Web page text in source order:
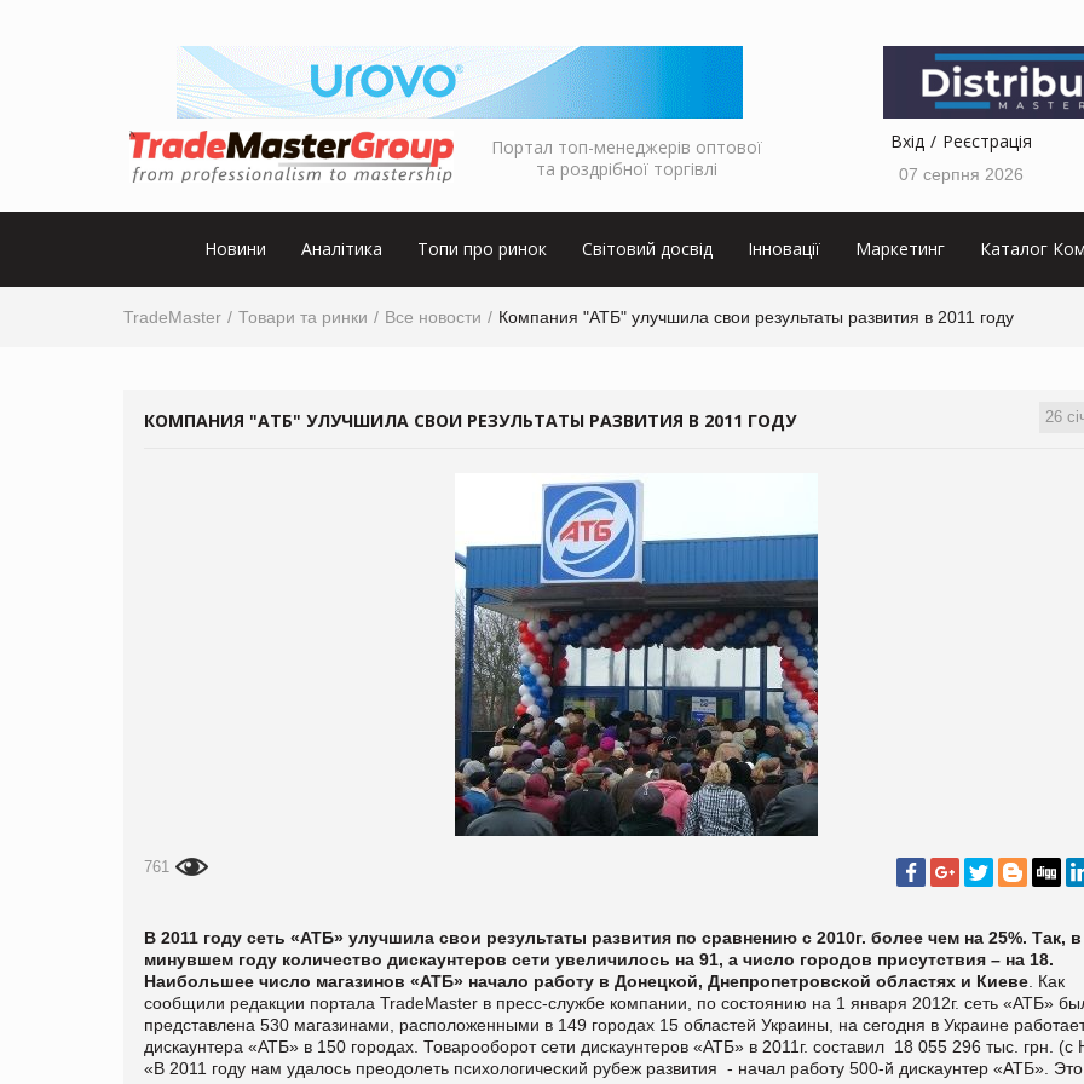
Портал топ-менеджерів оптової
та роздрібної торгівлі
Вхід Реєстрація
07 серпня 2026
Новини Аналітика Топи про ринок Світовий досвід Інновації Маркетинг Каталог
TradeMaster Товари та ринки Все новости Компания "АТБ" улучшила свои результаты развития в 2011 году
26
КОМПАНИЯ "АТБ" УЛУЧШИЛА СВОИ РЕЗУЛЬТАТЫ РАЗВИТИЯ В 2011 ГОДУ
761
В 2011 году сеть «АТБ» улучшила свои результаты развития по сравнению с 2010г. более чем на 25%. Так, в
минувшем году количество дискаунтеров сети увеличилось на 91, а число городов присутствия – на 18.
Наибольшее число магазинов «АТБ» начало работу в Донецкой, Днепропетровской областях и Киеве Как
сообщили редакции портала TradeMaster в пресс-службе компании, по состоянию на 1 января 2012г. сеть «АТБ»
представлена 530 магазинами, расположенными в 149 городах 15 областей Украины, на сегодня в Украине
дискаунтера «АТБ» в 150 городах. Товарооборот сети дискаунтеров «АТБ» в 2011г. составил 18 055 296 тыс. грн. (с
«В 2011 году нам удалось преодолеть психологический рубеж развития - начал работу 500-й дискаунтер «АТБ». Это